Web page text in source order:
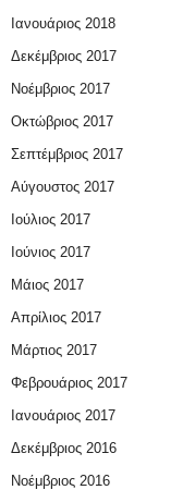
Ιανουάριος 2018
Δεκέμβριος 2017
Νοέμβριος 2017
Οκτώβριος 2017
Σεπτέμβριος 2017
Αύγουστος 2017
Ιούλιος 2017
Ιούνιος 2017
Μάιος 2017
Απρίλιος 2017
Μάρτιος 2017
Φεβρουάριος 2017
Ιανουάριος 2017
Δεκέμβριος 2016
Νοέμβριος 2016